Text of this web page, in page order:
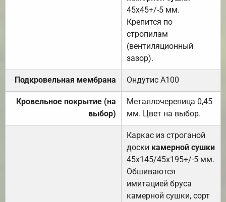
45х45+/-5 мм.
Крепится по
стропилам
(вентиляционный
зазор).
Подкровельная мембрана Ондутис А100
Кровельное покрытие (на
выбор)
Металлочерепица 0,45
мм. Цвет на выбор.
Каркас из строганой
доски камерной сушки
45х145/45х195+/-5 мм.
Обшиваются
имитацией бруса
камерной сушки, сорт